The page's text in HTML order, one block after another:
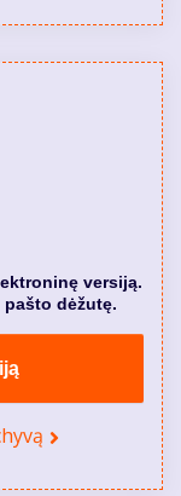
versiją.
dėžutę.